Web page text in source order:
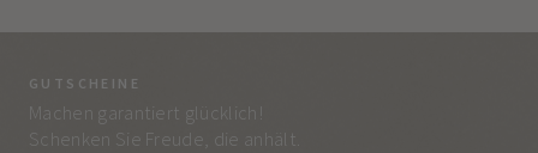
GUTSCHEINE
Machen garantiert glücklich!
Schenken Sie Freude, die anhält.